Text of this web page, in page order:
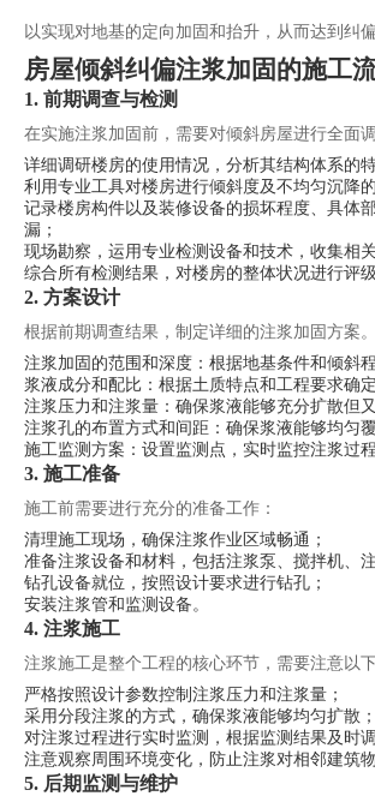
以实现对地基的定向加固和抬升，从而达到纠偏
房屋倾斜纠偏注浆加固的施工
1. 前期调查与检测
在实施注浆加固前，需要对倾斜房屋进行全面
详细调研楼房的使用情况，分析其结构体系的
利用专业工具对楼房进行倾斜度及不均匀沉降
记录楼房构件以及装修设备的损坏程度、具体
漏；
现场勘察，运用专业检测设备和技术，收集相
综合所有检测结果，对楼房的整体状况进行评
2. 方案设计
根据前期调查结果，制定详细的注浆加固方案
注浆加固的范围和深度：根据地基条件和倾斜
浆液成分和配比：根据土质特点和工程要求确定
注浆压力和注浆量：确保浆液能够充分扩散但
注浆孔的布置方式和间距：确保浆液能够均匀
施工监测方案：设置监测点，实时监控注浆过
3. 施工准备
施工前需要进行充分的准备工作：
清理施工现场，确保注浆作业区域畅通；
准备注浆设备和材料，包括注浆泵、搅拌机、
钻孔设备就位，按照设计要求进行钻孔；
安装注浆管和监测设备。
4. 注浆施工
注浆施工是整个工程的核心环节，需要注意以下
严格按照设计参数控制注浆压力和注浆量；
采用分段注浆的方式，确保浆液能够均匀扩散；
对注浆过程进行实时监测，根据监测结果及时
注意观察周围环境变化，防止注浆对相邻建筑
5. 后期监测与维护